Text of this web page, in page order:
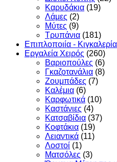
Καρυδάκια (19)
Λάμες (2)
Μύτες (9)
Τρυπάνια (181)
Επιπλοποιία - Κιγκαλερία
Εργαλεία Χειρός (260)
Βαριοπούλες (6)
Γκαζοτανάλια (8)
Ζουμπάδες (7)
Καλέμια (6)
Καρφωτικά (10)
Καστάνιες (4)
Κατσαβίδια (37)
Κοφτάκια (19)
Λειαντικά (11)
Λοστοί (1)
Ματσόλες (3)